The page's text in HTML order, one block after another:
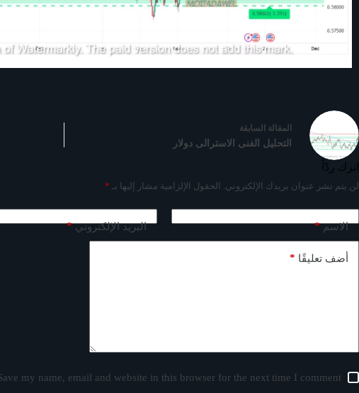
المقالة السابقة
التحليل الفنى الاسترالى دولار
اترك ردّاً
لن يتم نشر عنوان بريدك الإلكتروني. الحقول الإلزامية مشار إليها بـ *
الاسم* البريد الإلكتروني*
أضف تعليقًا *
my name, email and website in this browser for the next time I comment.